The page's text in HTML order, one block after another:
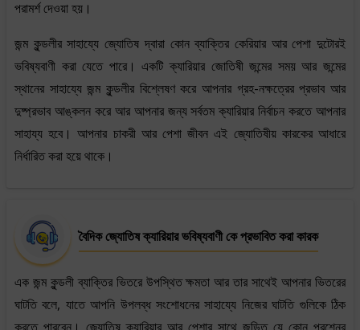
পরামর্শ দেওয়া হয়।
জন্ম কুন্ডলীর সাহায্যে জ্যোতিষ দ্বারা কোন ব্যাক্তির কেরিয়ার আর পেশা দুটোরই
ভবিষ্যবাণী করা যেতে পারে। একটি ক্যারিয়ার জোতিষী জন্মের সময় আর জন্মের
স্থানের সাহায্যে জন্ম কুন্ডলীর বিশ্লেষণ করে আপনার গ্রহ-নক্ষত্রের প্রভাব আর
দুষ্প্রভাব আঙ্কলন করে আর আপনার জন্য সর্বতম ক্যারিয়ার নির্বাচন করতে আপনার
সাহায্য হবে। আপনার চাকরী আর পেশা জীবন এই জ্যোতিষীয় কারকের আধারে
নির্ধারিত করা হয়ে থাকে।
বৈদিক জ্যোতিষ ক্যারিয়ার ভবিষ্যবাণী কে প্রভাবিত করা কারক
এক জন্ম কুন্ডলী ব্যাক্তির ভিতরে উপস্থিত ক্ষমতা আর তার সাথেই আপনার ভিতরের
ঘাটতি বলে, যাতে আপনি উপলব্ধ সংশোধনের সাহায্যে নিজের ঘাটতি গুলিকে ঠিক
করতে পারবেন। জ্যোতিষ ক্যারিয়ার আর পেশার সাথে জড়িত যে কোন প্রশ্নের